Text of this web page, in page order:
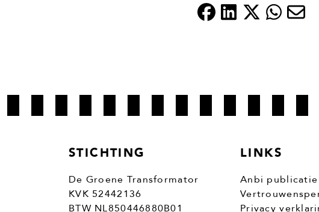
STICHTING
De Groene Transformator
KVK 52442136
BTW NL850446880B01
LINKS
Anbi publicatie
Privacy